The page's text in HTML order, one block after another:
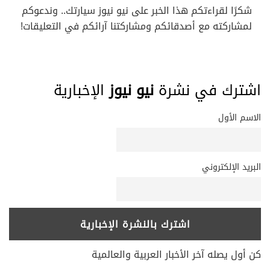
شكرًا لقراءتكم هذا الخبر على نيو نيوز سيارتك.. وندعوكم
لمشاركته مع أصدقائكم ومشاركتنا آرائكم في التعليقات!
اشترك في نشرةنيو نيوزالإخبارية
الاسم الأول
البريد الإلكتروني
كن أول يصله آخر الأخبار العربية والعالمية